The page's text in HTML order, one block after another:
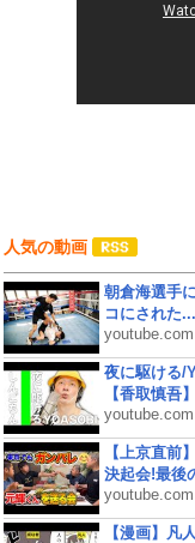
人気の動画
朝倉海選手
コにされた...
youtube.com
夜に駆ける/
【香取慎吾】
youtube.com
【上京直前
決起会!最後
youtube.com
【漫画】凡